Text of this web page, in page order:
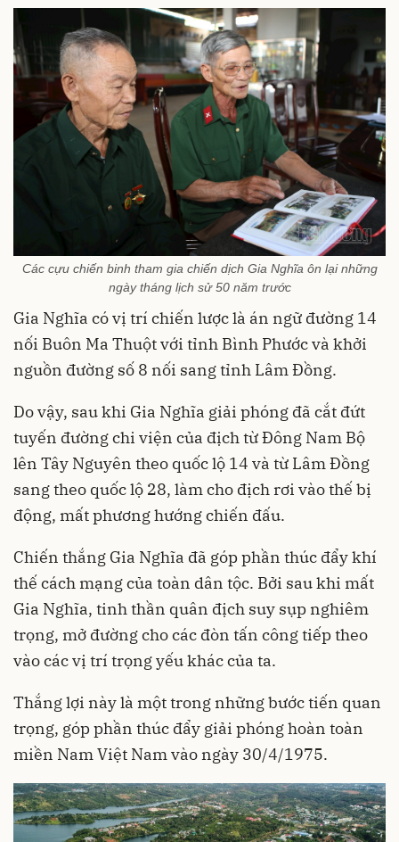
Các cựu chiến binh tham gia chiến dịch Gia Nghĩa ôn lại những
ngày tháng lịch sử 50 năm trước
Gia Nghĩa có vị trí chiến lược là án ngữ đường 14
nối Buôn Ma Thuột với tỉnh Bình Phước và khởi
nguồn đường số 8 nối sang tỉnh Lâm Đồng.
Do vậy, sau khi Gia Nghĩa giải phóng đã cắt đứt
tuyến đường chi viện của địch từ Đông Nam Bộ
lên Tây Nguyên theo quốc lộ 14 và từ Lâm Đồng
sang theo quốc lộ 28, làm cho địch rơi vào thế bị
động, mất phương hướng chiến đấu.
Chiến thắng Gia Nghĩa đã góp phần thúc đẩy khí
thế cách mạng của toàn dân tộc. Bởi sau khi mất
Gia Nghĩa, tinh thần quân địch suy sụp nghiêm
trọng, mở đường cho các đòn tấn công tiếp theo
vào các vị trí trọng yếu khác của ta.
Thắng lợi này là một trong những bước tiến quan
trọng, góp phần thúc đẩy giải phóng hoàn toàn
miền Nam Việt Nam vào ngày 30/4/1975.